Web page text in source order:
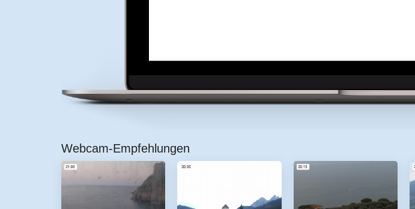
Webcam-Empfehlungen